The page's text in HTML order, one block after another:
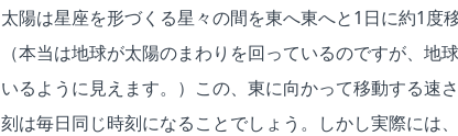
太陽は星座を形づくる星々の間を東へ東へと1日に約1度
（本当は地球が太陽のまわりを回っているのですが、地
いるように見えます。）この、東に向かって移動する速
刻は毎日同じ時刻になることでしょう。しかし実際には